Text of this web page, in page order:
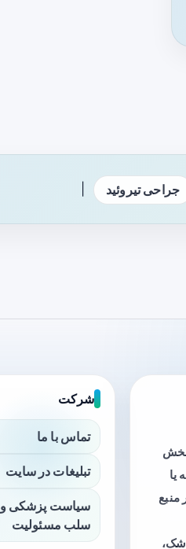
جراحی تیروئید
یا
منبع
شرکت
تماس با ما
تبلیغات در سایت
سیاست پزشکی و
سلب مسئولیت